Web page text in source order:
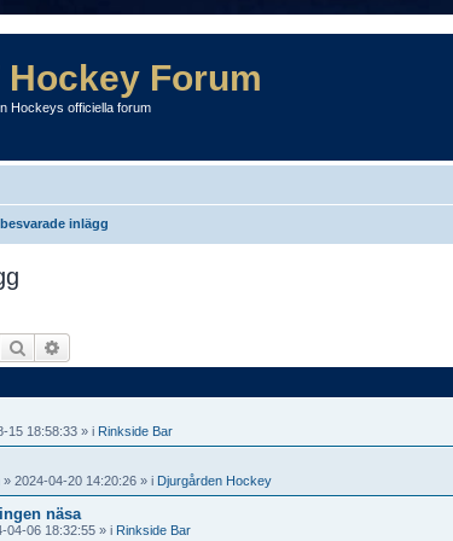
Hockey Forum
Hockeys officiella forum
inlägg
Sök
15 18:58:33 » i Rinkside Bar
» 2024-04-20 14:20:26 » i Djurgården Hockey
näsa
04-06 18:32:55 » i Rinkside Bar